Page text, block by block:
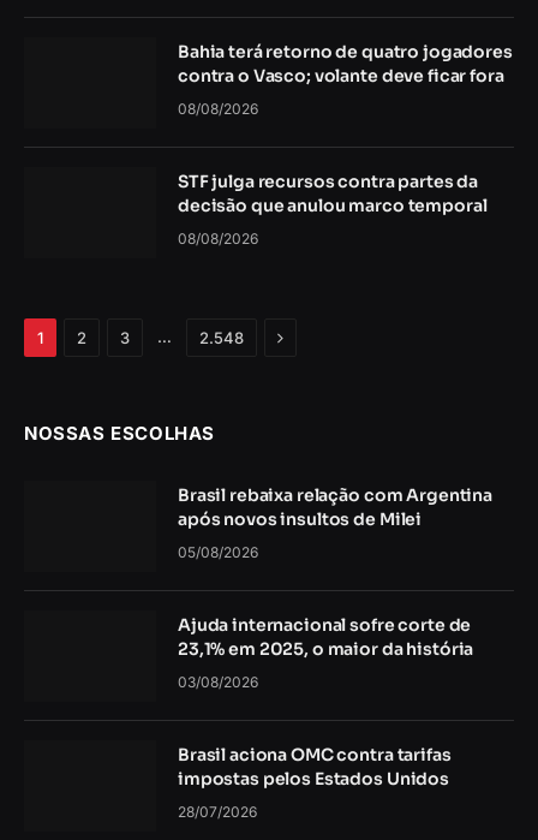
Bahia terá retorno de quatro jogadores
contra o Vasco; volante deve ficar fora
08/08/2026
STF julga recursos contra partes da
decisão que anulou marco temporal
08/08/2026
1 2 3 … 2.548 Próximo
NOSSAS ESCOLHAS
Brasil rebaixa relação com Argentina
após novos insultos de Milei
05/08/2026
Ajuda internacional sofre corte de
23,1% em 2025, o maior da história
03/08/2026
Brasil aciona OMC contra tarifas
impostas pelos Estados Unidos
28/07/2026